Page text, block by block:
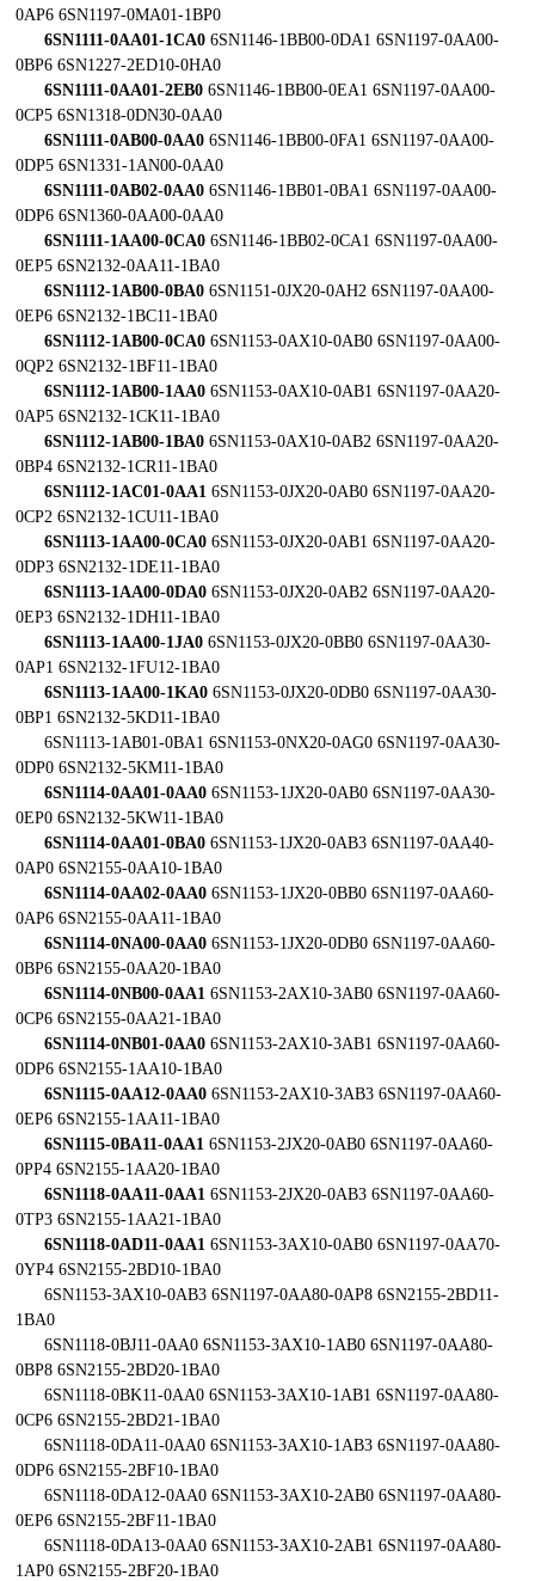
0AP6 6SN1197-0MA01-1BP0
6SN1111-0AA01-1CA0 6SN1146-1BB00-0DA1 6SN1197-0AA00-
0BP6 6SN1227-2ED10-0HA0
6SN1111-0AA01-2EB0 6SN1146-1BB00-0EA1 6SN1197-0AA00-
0CP5 6SN1318-0DN30-0AA0
6SN1111-0AB00-0AA0 6SN1146-1BB00-0FA1 6SN1197-0AA00-
0DP5 6SN1331-1AN00-0AA0
6SN1111-0AB02-0AA0 6SN1146-1BB01-0BA1 6SN1197-0AA00-
0DP6 6SN1360-0AA00-0AA0
6SN1111-1AA00-0CA0 6SN1146-1BB02-0CA1 6SN1197-0AA00-
0EP5 6SN2132-0AA11-1BA0
6SN1112-1AB00-0BA0 6SN1151-0JX20-0AH2 6SN1197-0AA00-
0EP6 6SN2132-1BC11-1BA0
6SN1112-1AB00-0CA0 6SN1153-0AX10-0AB0 6SN1197-0AA00-
0QP2 6SN2132-1BF11-1BA0
6SN1112-1AB00-1AA0 6SN1153-0AX10-0AB1 6SN1197-0AA20-
0AP5 6SN2132-1CK11-1BA0
6SN1112-1AB00-1BA0 6SN1153-0AX10-0AB2 6SN1197-0AA20-
0BP4 6SN2132-1CR11-1BA0
6SN1112-1AC01-0AA1 6SN1153-0JX20-0AB0 6SN1197-0AA20-
0CP2 6SN2132-1CU11-1BA0
6SN1113-1AA00-0CA0 6SN1153-0JX20-0AB1 6SN1197-0AA20-
0DP3 6SN2132-1DE11-1BA0
6SN1113-1AA00-0DA0 6SN1153-0JX20-0AB2 6SN1197-0AA20-
0EP3 6SN2132-1DH11-1BA0
6SN1113-1AA00-1JA0 6SN1153-0JX20-0BB0 6SN1197-0AA30-
0AP1 6SN2132-1FU12-1BA0
6SN1113-1AA00-1KA0 6SN1153-0JX20-0DB0 6SN1197-0AA30-
0BP1 6SN2132-5KD11-1BA0
6SN1113-1AB01-0BA1 6SN1153-0NX20-0AG0 6SN1197-0AA30-
0DP0 6SN2132-5KM11-1BA0
6SN1114-0AA01-0AA0 6SN1153-1JX20-0AB0 6SN1197-0AA30-
0EP0 6SN2132-5KW11-1BA0
6SN1114-0AA01-0BA0 6SN1153-1JX20-0AB3 6SN1197-0AA40-
0AP0 6SN2155-0AA10-1BA0
6SN1114-0AA02-0AA0 6SN1153-1JX20-0BB0 6SN1197-0AA60-
0AP6 6SN2155-0AA11-1BA0
6SN1114-0NA00-0AA0 6SN1153-1JX20-0DB0 6SN1197-0AA60-
0BP6 6SN2155-0AA20-1BA0
6SN1114-0NB00-0AA1 6SN1153-2AX10-3AB0 6SN1197-0AA60-
0CP6 6SN2155-0AA21-1BA0
6SN1114-0NB01-0AA0 6SN1153-2AX10-3AB1 6SN1197-0AA60-
0DP6 6SN2155-1AA10-1BA0
6SN1115-0AA12-0AA0 6SN1153-2AX10-3AB3 6SN1197-0AA60-
0EP6 6SN2155-1AA11-1BA0
6SN1115-0BA11-0AA1 6SN1153-2JX20-0AB0 6SN1197-0AA60-
0PP4 6SN2155-1AA20-1BA0
6SN1118-0AA11-0AA1 6SN1153-2JX20-0AB3 6SN1197-0AA60-
0TP3 6SN2155-1AA21-1BA0
6SN1118-0AD11-0AA1 6SN1153-3AX10-0AB0 6SN1197-0AA70-
0YP4 6SN2155-2BD10-1BA0
6SN1153-3AX10-0AB3 6SN1197-0AA80-0AP8 6SN2155-2BD11-
1BA0
6SN1118-0BJ11-0AA0 6SN1153-3AX10-1AB0 6SN1197-0AA80-
0BP8 6SN2155-2BD20-1BA0
6SN1118-0BK11-0AA0 6SN1153-3AX10-1AB1 6SN1197-0AA80-
0CP6 6SN2155-2BD21-1BA0
6SN1118-0DA11-0AA0 6SN1153-3AX10-1AB3 6SN1197-0AA80-
0DP6 6SN2155-2BF10-1BA0
6SN1118-0DA12-0AA0 6SN1153-3AX10-2AB0 6SN1197-0AA80-
0EP6 6SN2155-2BF11-1BA0
6SN1118-0DA13-0AA0 6SN1153-3AX10-2AB1 6SN1197-0AA80-
1AP0 6SN2155-2BF20-1BA0